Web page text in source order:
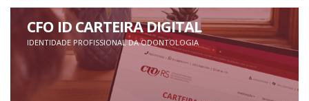
CFO ID CARTEIRA DIGITAL
IDENTIDADE PROFISSIONAL DA ODONTOLOGIA